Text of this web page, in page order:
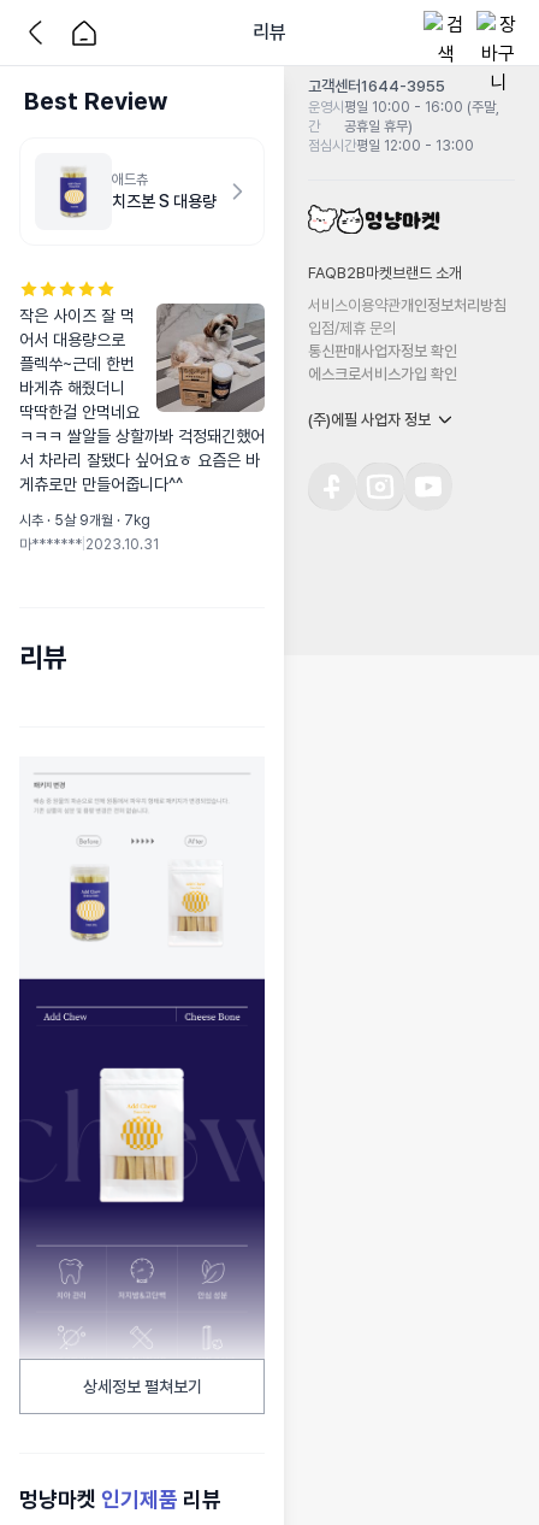
리뷰
Best Review
애드츄
치즈본 S 대용량
작은 사이즈 잘 먹
어서 대용량으로
플렉쑤~근데 한번
바게츄 해줬더니
딱딱한걸 안먹네요
ㅋㅋㅋ 쌀알들 상할까봐 걱정돼긴했어
서 차라리 잘됐다 싶어요ㅎ 요즘은 바
게츄로만 만들어줍니다^^
시추 · 5살 9개월 · 7kg
마******* 2023.10.31
리뷰
상세정보 펼쳐보기
멍냥마켓 인기제품 리뷰
고객센터1644-3955
운영시
간
평일 10:00 - 16:00 (주말,
공휴일 휴무)
점심시간평일 12:00 - 13:00
FAQB2B마켓 브랜드 소개
서비스이용약관개인정보처리방침
입점/제휴 문의
통신판매사업자정보 확인
에스크로서비스가입 확인
(주)에필 사업자 정보